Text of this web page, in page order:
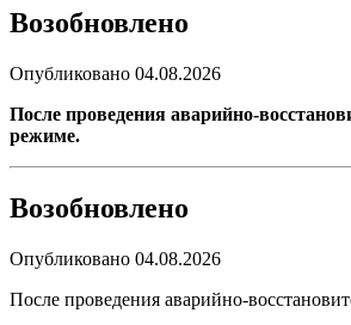
Возобновлено
Опубликовано 04.08.2026
После проведения аварийно-
режиме.
Возобновлено
Опубликовано 04.08.2026
После проведения аварийно-